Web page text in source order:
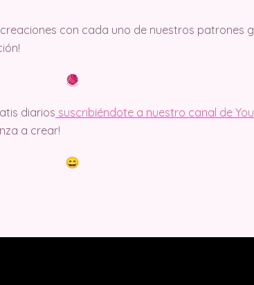
con cada uno de nuestros patrones
diarios suscribiéndote a nuestro canal de
a crear!